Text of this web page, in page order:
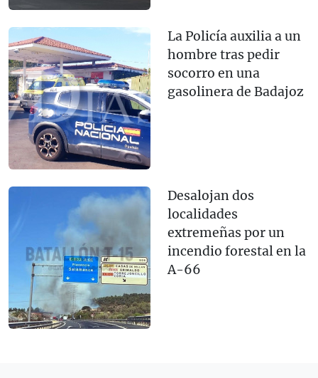
La Policía auxilia a un
hombre tras pedir
socorro en una
gasolinera de Badajoz
Desalojan dos
localidades
extremeñas por un
incendio forestal en la
A-66